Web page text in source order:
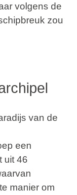
volgens de
zou
van de
een
uit 46
manier om